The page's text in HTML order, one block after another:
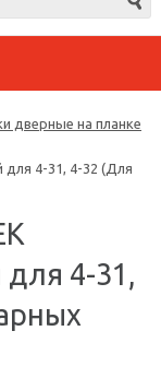
дверные на планке
4-31, 4-32 (Для
4-31,